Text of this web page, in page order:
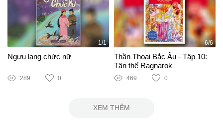
1/1
Ngưu lang chức nữ
289 0
6/6
Thần Thoại Bắc Âu - Tập 10:
Tận thế Ragnarok
469 0
XEM THÊM